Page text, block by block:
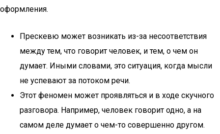
оформления.
Прескевю может возникать из-за несоответствия
между тем, что говорит человек, и тем, о чем он
думает. Иными словами, это ситуация, когда мысли
не успевают за потоком речи.
Этот феномен может проявляться и в ходе скучного
разговора. Например, человек говорит одно, а на
самом деле думает о чем-то совершенно другом.